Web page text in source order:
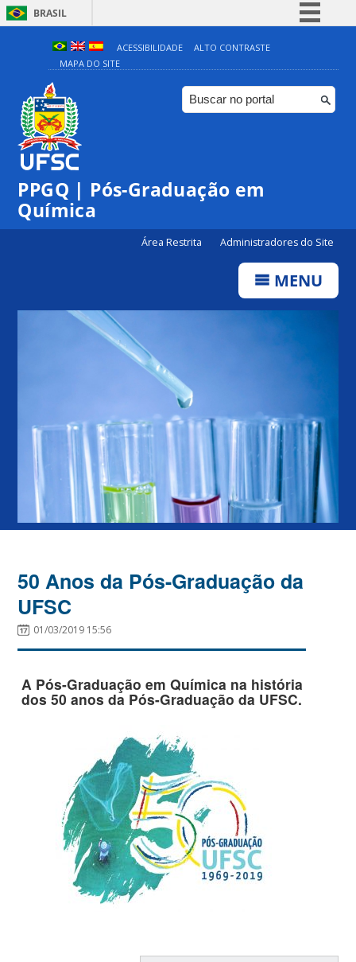
BRASIL
Simplifique!
Comunica BR
Participe
ACESSIBILIDADE
ALTO CONTRASTE
MAPA DO SITE
PPGQ | Pós-Graduação em
Química
Área Restrita Administradores do Site
MENU
50 Anos da Pós-Graduação da
UFSC
01/03/2019 15:56
A Pós-Graduação em Química na história
dos 50 anos da Pós-Graduação da UFSC.